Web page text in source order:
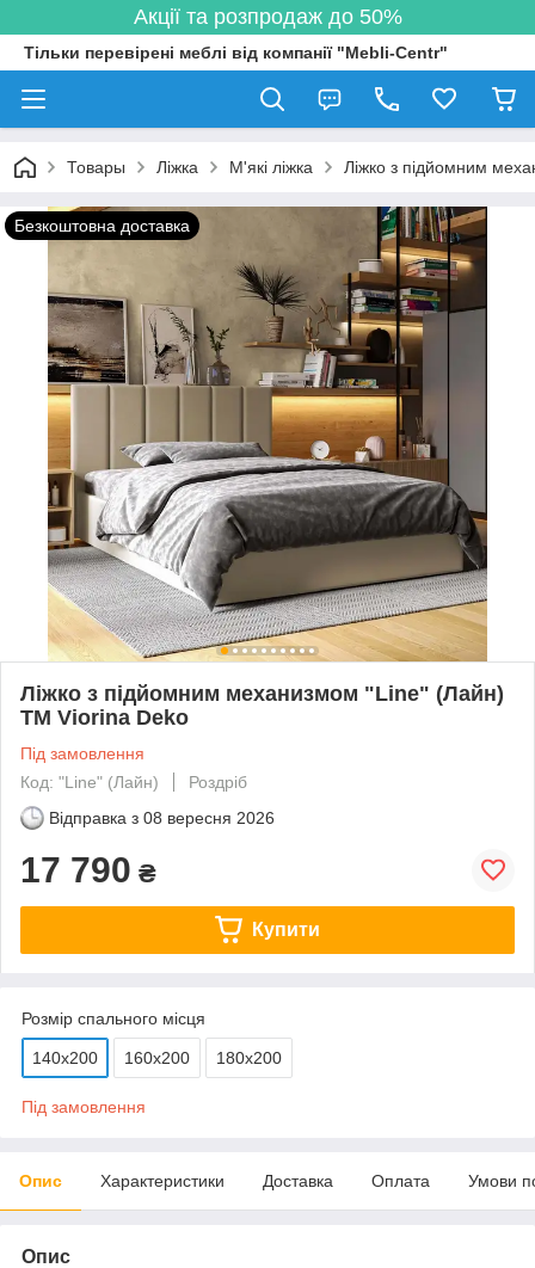
Акції та розпродаж до 50%
Тільки перевірені меблі від компанії "Mebli-Centr"
Товары Ліжка М'які ліжка Ліжко з підйомним
Безкоштовна доставка
Ліжко з підйомним механизмом "Line" (Лайн)
TM Viorina Deko
Під замовлення
Код: "Line" (Лайн)
Роздріб
Відправка з 08 вересня 2026
17 790 ₴
Купити
Розмір спального місця
140х200 160х200 180х200
Під замовлення
Опис Характеристики Доставка Оплата Умови
Опис